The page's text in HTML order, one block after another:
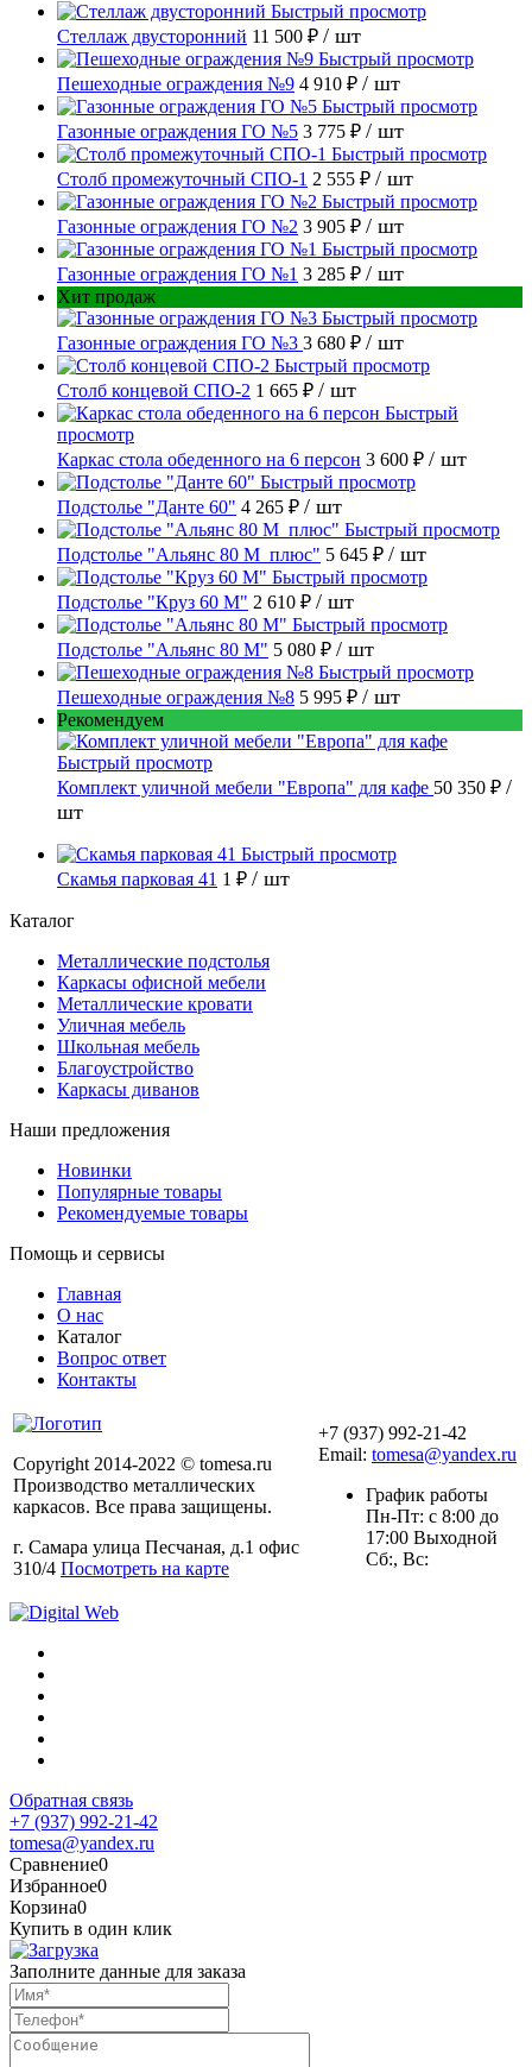
Быстрый просмотр
Стеллаж двусторонний 11 500 ₽ / шт
Быстрый просмотр
Пешеходные ограждения №9 4 910 ₽ / шт
Быстрый просмотр
Газонные ограждения ГО №5 3 775 ₽ / шт
Быстрый просмотр
Столб промежуточный СПО-1 2 555 ₽ / шт
Быстрый просмотр
Газонные ограждения ГО №2 3 905 ₽ / шт
Быстрый просмотр
Газонные ограждения ГО №1 3 285 ₽ / шт
Хит продаж
Быстрый просмотр
Газонные ограждения ГО №3 3 680 ₽ / шт
Быстрый просмотр
Столб концевой СПО-2 1 665 ₽ / шт
Быстрый
просмотр
Каркас стола обеденного на 6 персон 3 600 ₽ / шт
Быстрый просмотр
Подстолье "Данте 60" 4 265 ₽ / шт
Быстрый просмотр
Подстолье "Альянс 80 М_плюс" 5 645 ₽ / шт
Быстрый просмотр
Подстолье "Круз 60 М" 2 610 ₽ / шт
Быстрый просмотр
Подстолье "Альянс 80 М" 5 080 ₽ / шт
Быстрый просмотр
Пешеходные ограждения №8 5 995 ₽ / шт
Рекомендуем
Быстрый просмотр
Комплект уличной мебели "Европа" для кафе 50 350 ₽ /
шт
Быстрый просмотр
Скамья парковая 41 1 ₽ / шт
Каталог
Металлические подстолья
Каркасы офисной мебели
Металлические кровати
Уличная мебель
Школьная мебель
Благоустройство
Каркасы диванов
Наши предложения
Новинки
Популярные товары
Рекомендуемые товары
Помощь и сервисы
Главная
О нас
Каталог
Вопрос ответ
Контакты
Copyright 2014-2022 © tomesa.ru
Производство металлических
каркасов. Все права защищены.
г. Самара улица Песчаная, д.1 офис
310/4 Посмотреть на карте
+7 (937) 992-21-42
Email: tomesa@yandex.ru
График работы
Пн-Пт: с 8:00 до
17:00 Выходной
Сб:, Вс:
Обратная связь
+7 (937) 992-21-42
tomesa@yandex.ru
Сравнение0
Избранное0
Корзина0
Купить в один клик
Заполните данные для заказа